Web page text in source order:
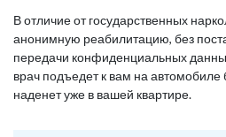
В отличие от государственных
анонимную реабилитацию, без
передачи конфиденциальных
врач подъедет к вам на автомобиле
наденет уже в вашей квартире.